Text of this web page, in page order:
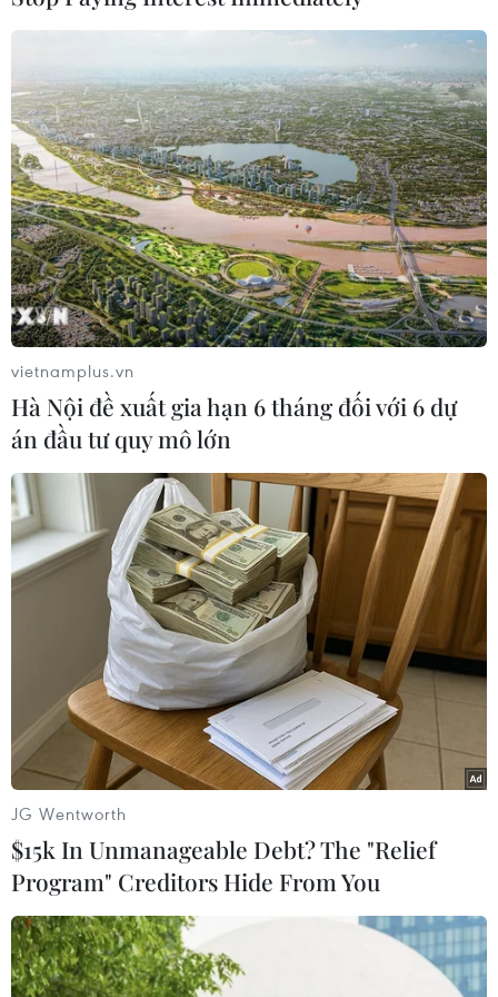
1.000 m3/giờ/máy, có nhiệm vụ tiêu úng cho
700ha diện tích sản xuất nông nghiệp và dân
sinh các xã Thanh Văn, Tân Ước, Liên Châu
(huyện Thanh Oai) và xã Tân Minh (huyện
Thường Tín).
Sau 18 năm khai thác, nhiều hạng mục công
trình đã bị xuống cấp nghiêm trọng, như bể xả
nằm trên bề mặt cống tiêu tự chảy bị lún, nứt,
nghiêng, ống hút bị mọt thủng...
Ngoài ra, trạm lại không có nhà quản lý, nền đặt
máy bơm nằm trên cơ đê hữu Nhuệ, có nguy cơ
cao xảy ra sự cố khi mực nước sông dâng cao…
lên cao trong nhiều ngày có thể dẫn đến trôi
cống, vỡ đê,” ông Nguyễn Hữu Vĩnh lo ngại.
Bên cạnh đó, nhiều trục kênh tiêu nằm trên địa
bàn các quận, huyện Hà Đông, Bắc Từ Liêm,
Thường Tín, Phú Xuyên, Ứng Hòa, Mỹ Đức,
Chương Mỹ, như: Sông Nhuệ, Vân Từ, Ngọ Hạ,
Máng 7, Cầu Nẩy, Yên Cốc, Phụ Chính, Hạ Dục-
Thượng Vực, Phù Lưu Tế, Bạch Tuyết... đều
trong tình trạng sụt sạt, lòng dẫn bị bồi lắng,
mặt cắt không bảo đảm so với thiết kế ban đầu.
Không chỉ có trạm bơm, trục kênh tiêu xuống
cấp mà nhiều hạng mục thuộc các hồ thủy lợi:
Suối Hai (huyện Ba Vì), Văn Sơn (huyện Chương
Mỹ), Quan Sơn (huyện Mỹ Đức)... cũng bị xuống
cấp, tồn tại nhiều ẩn họa.
vietnamplus.vn
Hà Nội đề xuất gia hạn 6 tháng đối với 6 dự
án đầu tư quy mô lớn
JG Wentworth
$15k In Unmanageable Debt? The "Relief
Program" Creditors Hide From You